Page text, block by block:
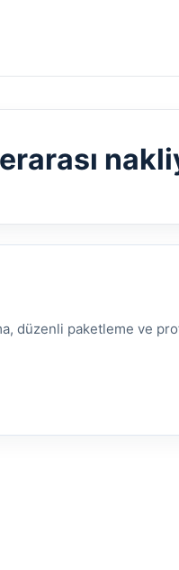
düzenli paketleme ve